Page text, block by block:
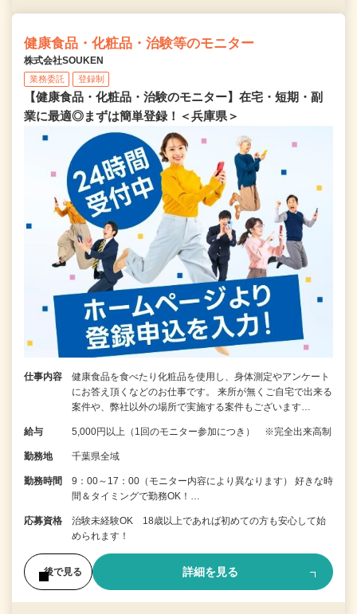
健康食品・化粧品・治験等のモニター
株式会社SOUKEN
業務委託 登録制
【健康食品・化粧品・治験のモニター】在宅・短期・副
業に最適◎まずは簡単登録！＜兵庫県＞
仕事内容
健康食品を食べたり化粧品を使用し、身体測定やアンケート
にお答え頂くなどのお仕事です。 来所が無くご自宅で出来る
案件や、弊社以外の場所で実施する案件もございます…
給与 5,000円以上（1回のモニター参加につき） ※完全出来高制
勤務地 千葉県全域
勤務時間
9：00～17：00（モニター内容により異なります） 好きな時
間＆タイミングで勤務OK！…
応募資格
治験未経験OK 18歳以上であれば初めての方も安心して始
められます！
後で見る 詳細を見る